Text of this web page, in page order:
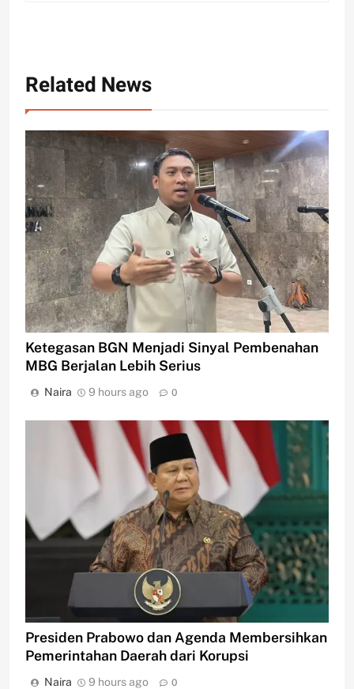
Related News
Ketegasan BGN Menjadi Sinyal Pembenahan
MBG Berjalan Lebih Serius
Naira 9 hours ago 0
Presiden Prabowo dan Agenda Membersihkan
Pemerintahan Daerah dari Korupsi
Naira 9 hours ago 0